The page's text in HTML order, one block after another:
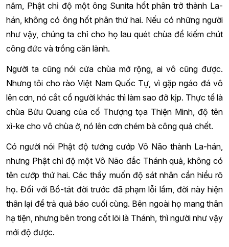
năm, Phật chỉ độ một ông Sunita hốt phân trở thành La-
hán, không có ông hốt phân thứ hai. Nếu có những người
như vậy, chúng ta chỉ cho họ lau quét chùa để kiếm chút
công đức và trồng căn lành.
Người ta cũng nói cửa chùa mở rộng, ai vô cũng được.
Nhưng tôi cho rào Việt Nam Quốc Tự, vì gặp ngáo đá vô
lên cơn, nó cắt cổ người khác thì làm sao đỡ kịp. Thực tế là
chùa Bửu Quang của cố Thượng tọa Thiện Minh, độ tên
xì-ke cho vô chùa ở, nó lên cơn chém bà công quả chết.
Có người nói Phật độ tướng cướp Vô Não thành La-hán,
nhưng Phật chỉ độ một Vô Não đắc Thánh quả, không có
tên cướp thứ hai. Các thầy muốn độ sát nhân cần hiểu rõ
họ. Đối với Bồ-tát đời trước đã phạm lỗi lầm, đời này hiện
thân lại để trả quả báo cuối cùng. Bên ngoài họ mang thân
hạ tiện, nhưng bên trong cốt lõi là Thánh, thì người như vậy
mới độ được.